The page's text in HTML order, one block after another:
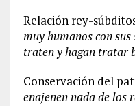
Relación rey-
muy humanos con
traten y hagan tratar
Conservación del
enajenen nada de los